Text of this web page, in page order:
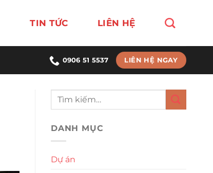
TIN TỨC LIÊN HỆ
0906 51 5537 LIÊN HỆ NGAY
DANH MỤC
Dự án